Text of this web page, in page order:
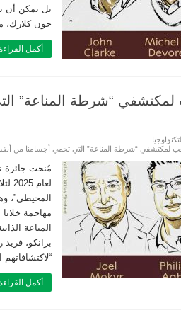
بل يمكن أن
جون كلارك،
أكمل
“شرطة المناعة”
لمكتشفي “شرطة المناعة” التي تحمي أجسامنا من
مُنحت جائزة
المحيطي”،
مهاجمة
المناعة
برانكو،
أكمل